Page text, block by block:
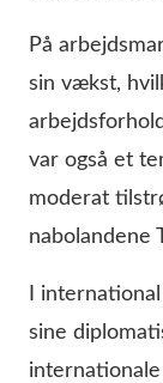
På
sin vækst,
var også et
moderat
nabolandene
I
sine